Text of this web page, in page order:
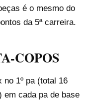
é o mesmo do
da 5ª carreira.
COPOS
no 1º pa (total 16
em cada pa de base